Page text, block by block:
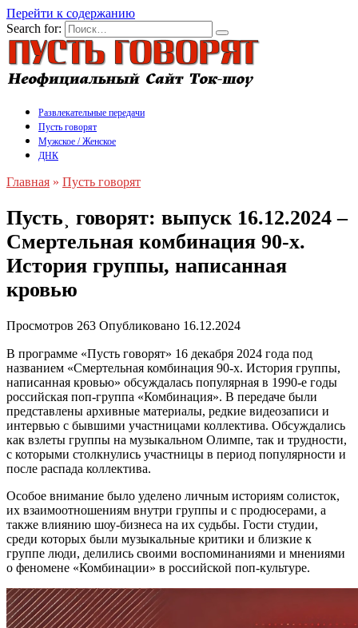
Перейти к содержанию
Search for:
Развлекательные передачи
Пусть говорят
Мужское / Женское
ДНК
Главная » Пусть говорят
Пусть˲ говорят: выпуск 16.12.2024 –
Смертельная комбинация 90-х.
История группы, написанная
кровью
Просмотров 263 Опубликовано 16.12.2024
В программе «Пусть говорят» 16 декабря 2024 года под
названием «Смертельная комбинация 90-х. История группы,
написанная кровью» обсуждалась популярная в 1990-е годы
российская поп-группа «Комбинация». В передаче были
представлены архивные материалы, редкие видеозаписи и
интервью с бывшими участницами коллектива. Обсуждались
как взлеты группы на музыкальном Олимпе, так и трудности,
с которыми столкнулись участницы в период популярности и
после распада коллектива.
Особое внимание было уделено личным историям солисток,
их взаимоотношениям внутри группы и с продюсерами, а
также влиянию шоу-бизнеса на их судьбы. Гости студии,
среди которых были музыкальные критики и близкие к
группе люди, делились своими воспоминаниями и мнениями
о феномене «Комбинации» в российской поп-культуре.